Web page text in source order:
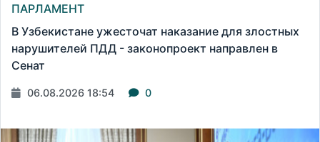
ПАРЛАМЕНТ
В Узбекистане ужесточат наказание для злостных
нарушителей ПДД - законопроект направлен в
Сенат
06.08.2026 18:54 0